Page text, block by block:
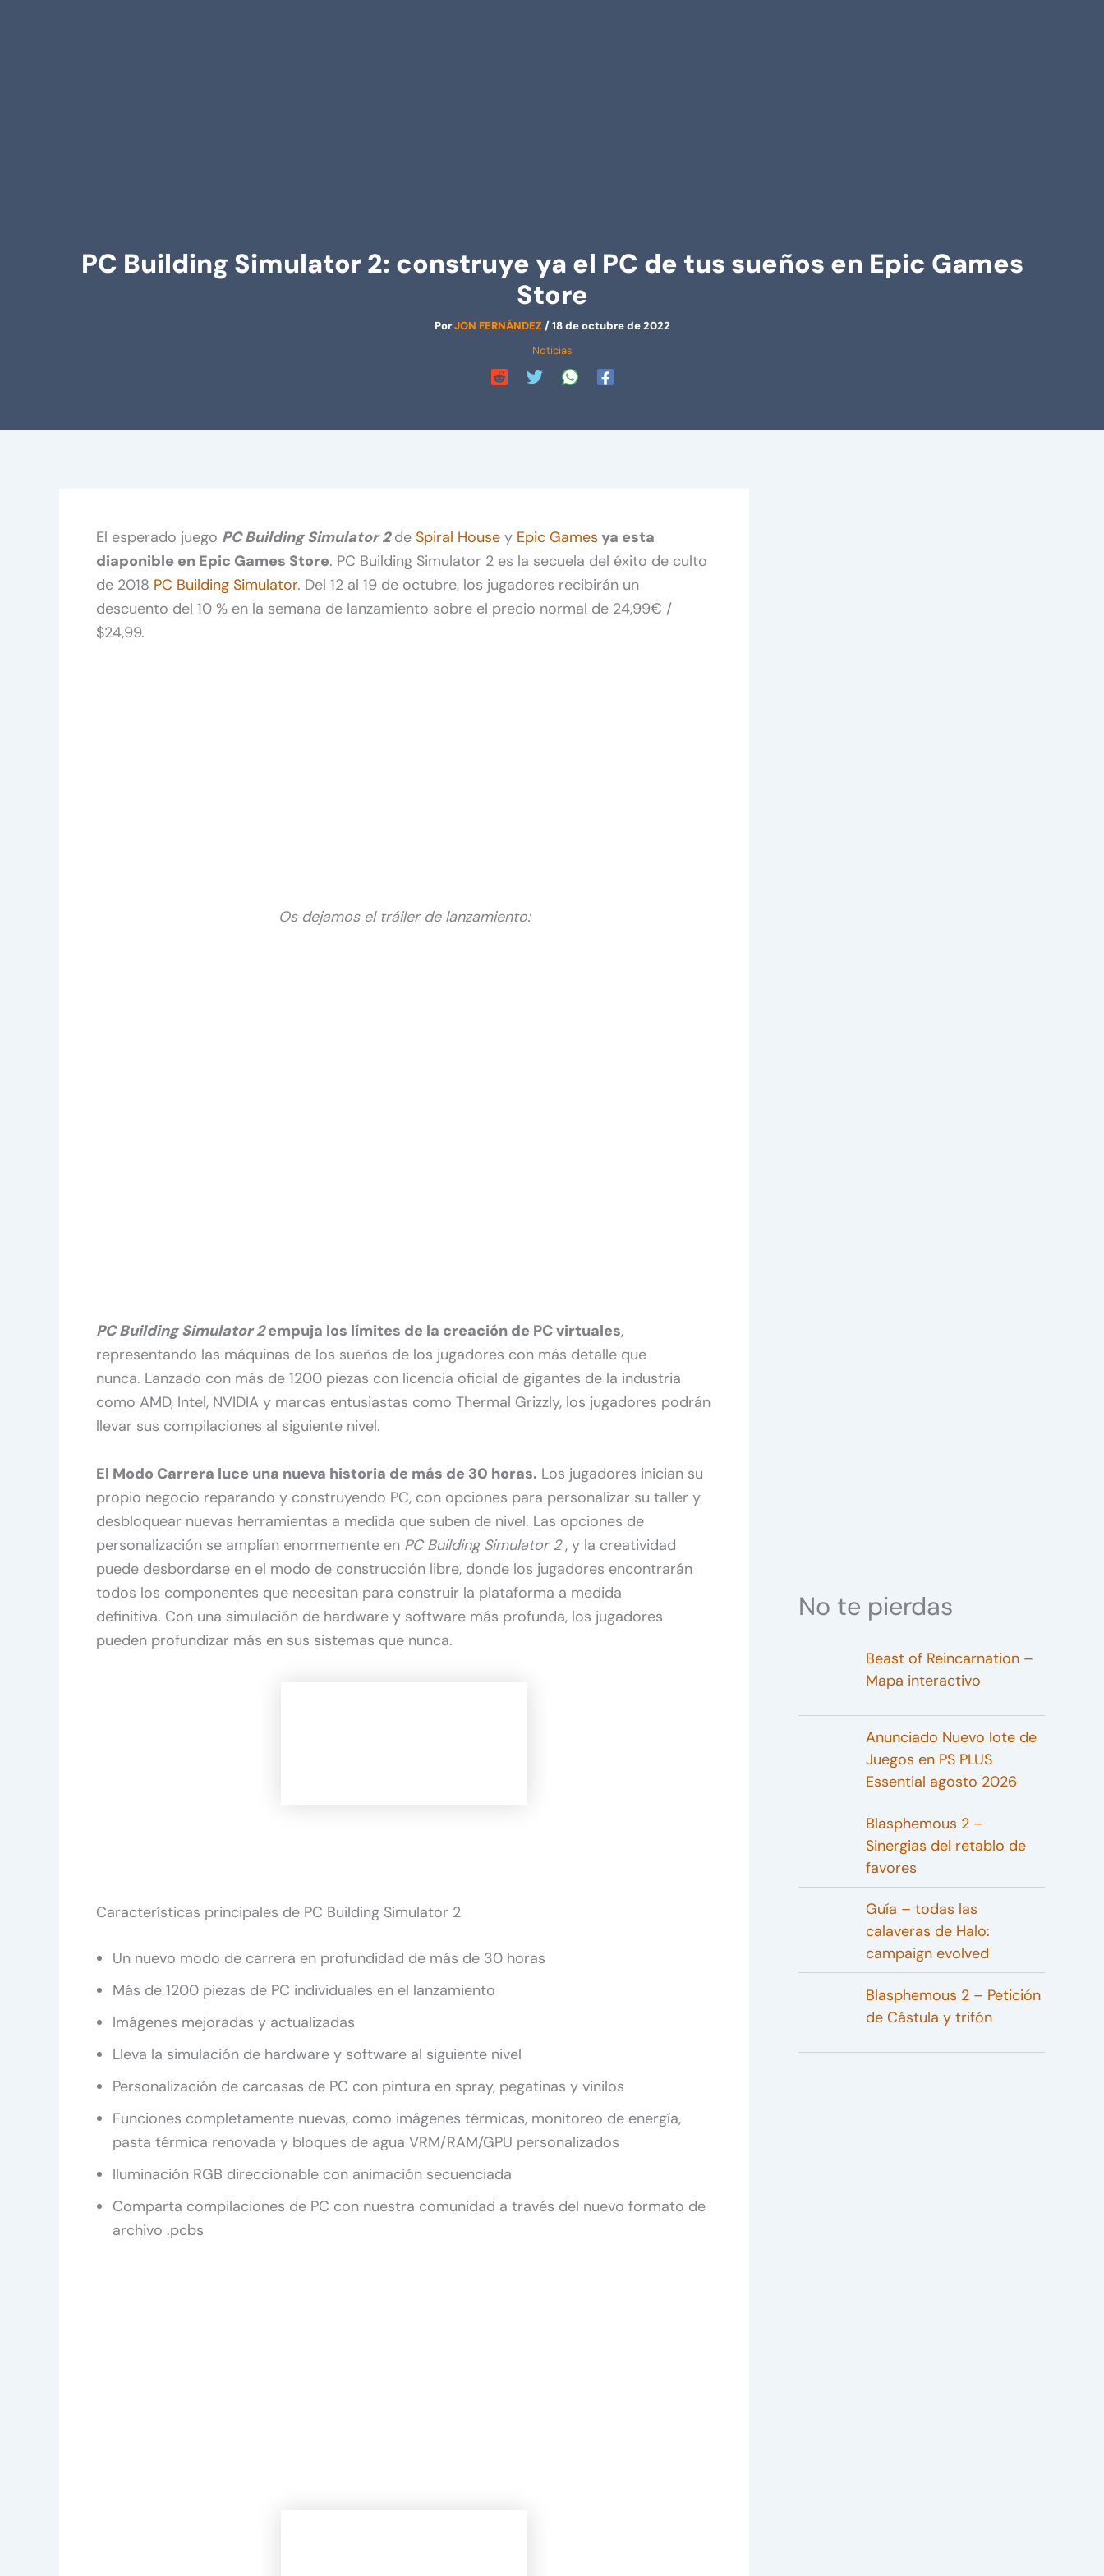
PC Building Simulator 2: construye ya el PC de tus sueños en Epic Games
Store
PorJON FERNÁNDEZ /18 de octubre de 2022
Noticias
El esperado juego PC Building Simulator 2de Spiral House y Epic Games ya esta
diaponible en Epic Games Store. PC Building Simulator 2 es la secuela del éxito de culto
de 2018 PC Building Simulator. Del 12 al 19 de octubre, los jugadores recibirán un
descuento del 10 % en la semana de lanzamiento sobre el precio normal de 24,99€ /
$24,99.
Os dejamos el tráiler de lanzamiento:
PC Building Simulator 2empuja los límites de la creación de PC virtuales,
representando las máquinas de los sueños de los jugadores con más detalle que
nunca. Lanzado con más de 1200 piezas con licencia oficial de gigantes de la industria
como AMD, Intel, NVIDIA y marcas entusiastas como Thermal Grizzly, los jugadores podrán
llevar sus compilaciones al siguiente nivel.
El Modo Carrera luce una nueva historia de más de 30 horas. Los jugadores inician su
propio negocio reparando y construyendo PC, con opciones para personalizar su taller y
desbloquear nuevas herramientas a medida que suben de nivel. Las opciones de
personalización se amplían enormemente en PC Building Simulator 2, y la creatividad
puede desbordarse en el modo de construcción libre, donde los jugadores encontrarán
todos los componentes que necesitan para construir la plataforma a medida
definitiva. Con una simulación de hardware y software más profunda, los jugadores
pueden profundizar más en sus sistemas que nunca.
Características principales de PC Building Simulator 2
Un nuevo modo de carrera en profundidad de más de 30 horas
Más de 1200 piezas de PC individuales en el lanzamiento
Imágenes mejoradas y actualizadas
Lleva la simulación de hardware y software al siguiente nivel
Personalización de carcasas de PC con pintura en spray, pegatinas y vinilos
Funciones completamente nuevas, como imágenes térmicas, monitoreo de energía,
pasta térmica renovada y bloques de agua VRM/RAM/GPU personalizados
Iluminación RGB direccionable con animación secuenciada
Comparta compilaciones de PC con nuestra comunidad a través del nuevo formato de
archivo .pcbs
No te pierdas
Beast of Reincarnation –
Mapa interactivo
Anunciado Nuevo lote de
Juegos en PS PLUS
Essential agosto 2026
Blasphemous 2 –
Sinergias del retablo de
favores
Guía – todas las
calaveras de Halo:
campaign evolved
Blasphemous 2 – Petición
de Cástula y trifón